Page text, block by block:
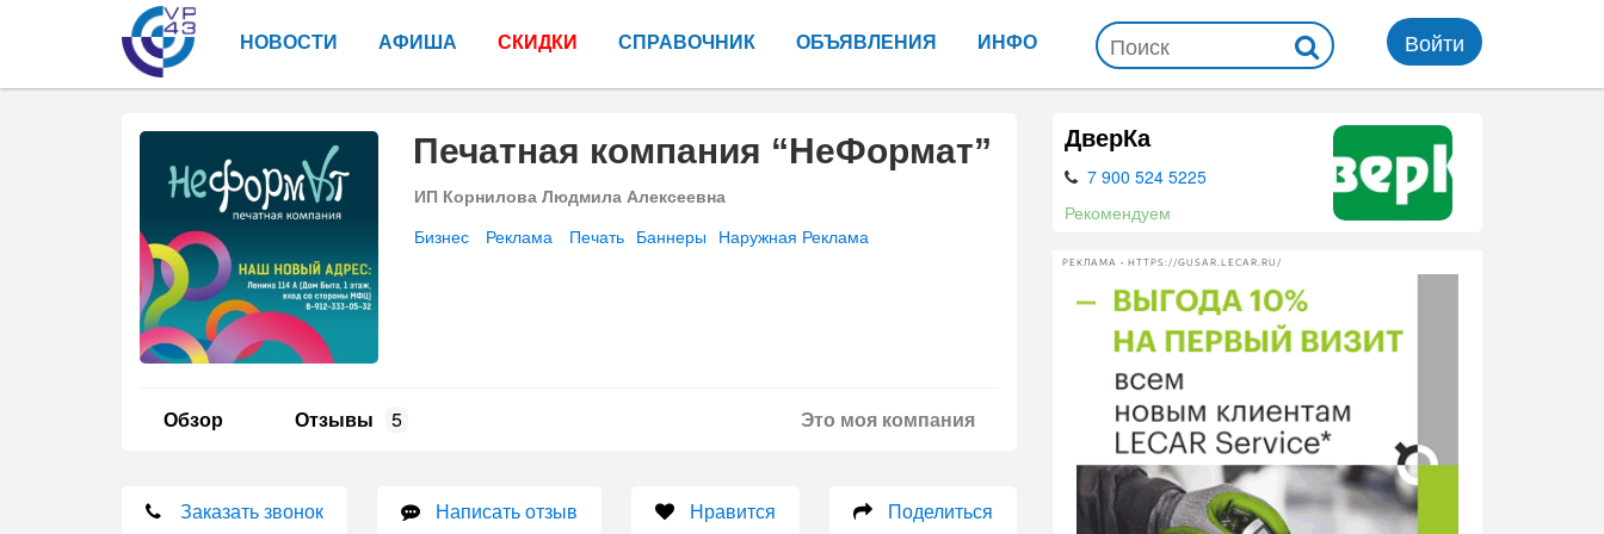
НОВОСТИ АФИША СКИДКИ СПРАВОЧНИК ОБЪЯВЛЕНИЯ ИНФО Войти
Печатная компания “НеФормат”
ИП Корнилова Людмила Алексеевна
Бизнес Реклама Печать Баннеры Наружная Реклама
Это моя компания
Обзор Отзывы 5
Заказать звонок Написать отзыв Нравится Поделиться
ДверКа
7 900 524 5225
Рекомендуем
РЕКЛАМА • HTTPS://GUSAR.LECAR.RU/